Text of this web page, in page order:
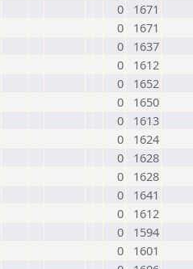
0
1671
0
1671
0
1637
0
1612
0
1652
0
1650
0
1613
0
1624
0
1628
0
1628
0
1641
0
1612
0
1594
0
1601